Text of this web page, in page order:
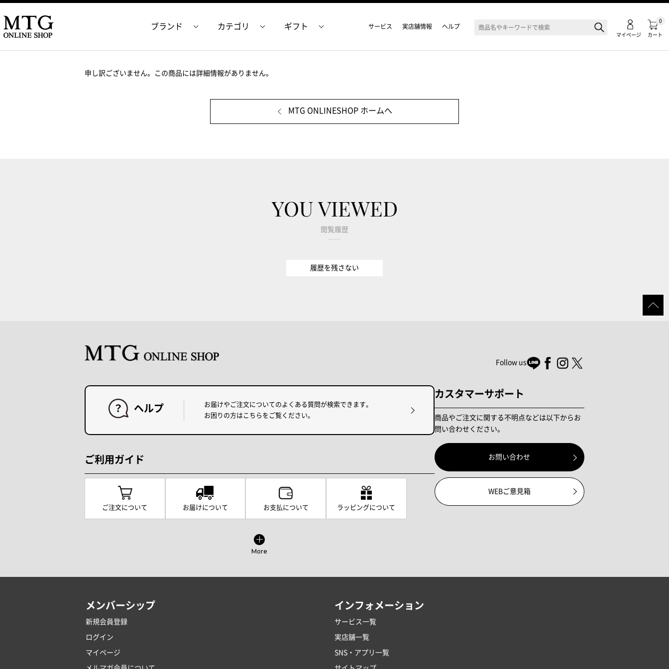
カート
0
マイページ
ブランド カテゴリ ギフト サービス 実店舗情報 ヘルプ
申し訳ございません。この商品には詳細情報がありません。
MTG ONLINESHOP ホームへ
YOU VIEWED
閲覧履歴
履歴を残さない
Follow us
ヘルプ
お届けやご注文についてのよくある質問が検索できます。
お困りの方はこちらをご覧ください。
ご利用ガイド
ご注文について お届けについて お支払について ラッピングについて
More
カスタマーサポート
商品やご注文に関する不明点などは以下からお
問い合わせください。
お問い合わせ
WEBご意見箱
メンバーシップ
新規会員登録
ログイン
マイページ
インフォメーション
サービス一覧
実店舗一覧
SNS・アプリ一覧